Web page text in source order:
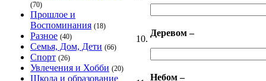
(70)
Прошлое и
Воспоминания (18)
Разное (40)
Семья, Дом, Дети (66)
Спорт (26)
Увлечения и Хобби (20)
Школа и образование
10.
Деревом –
Небом –